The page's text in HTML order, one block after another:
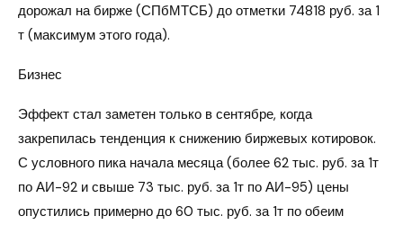
дорожал на бирже (СПбМТСБ) до отметки 74818 руб. за 1
т (максимум этого года).
Бизнес
Эффект стал заметен только в сентябре, когда
закрепилась тенденция к снижению биржевых котировок.
С условного пика начала месяца (более 62 тыс. руб. за 1т
по АИ-92 и свыше 73 тыс. руб. за 1т по АИ-95) цены
опустились примерно до 60 тыс. руб. за 1т по обеим